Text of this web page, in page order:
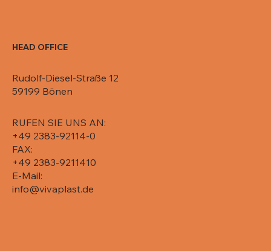
HEAD OFFICE
Rudolf-Diesel-Straße 12
59199 Bönen
RUFEN SIE UNS AN:
+49 2383-92114-0
FAX:
+49 2383-9211410
E-Mail:
info@vivaplast.de